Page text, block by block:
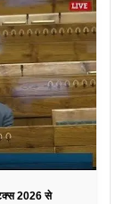
2026 से